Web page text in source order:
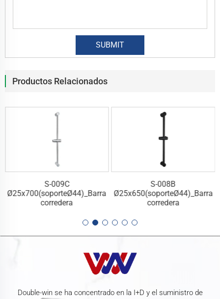
Productos Relacionados
S-009C
Ø25x700(soporteØ44)_Barra
corredera
S-008B
Ø25x650(soporteØ44)_Barra
corredera
Double-win se ha concentrado en la I+D y el suministro de